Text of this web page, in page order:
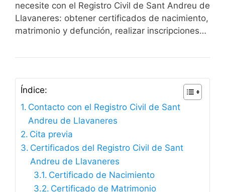
necesite con el Registro Civil de Sant Andreu de
Llavaneres: obtener certificados de nacimiento,
matrimonio y defunción, realizar inscripciones…
Índice:
Contacto con el Registro Civil de Sant
Andreu de Llavaneres
Cita previa
Certificados del Registro Civil de Sant
Andreu de Llavaneres
Certificado de Nacimiento
Certificado de Matrimonio